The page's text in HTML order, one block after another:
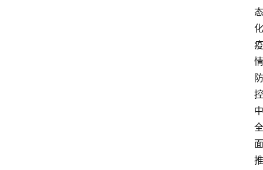
态
化
疫
情
防
控
中
全
面
推